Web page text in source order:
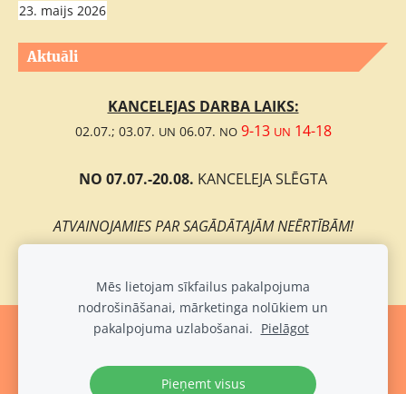
23. maijs 2026
Aktuāli
KANCELEJAS DARBA LAIKS:
02.07.; 03.07. UN 06.07. NO 9-13 UN 14-18
NO 07.07.-20.08. KANCELEJA SLĒGTA
ATVAINOJAMIES PAR SAGĀDĀTAJĀM NEĒRTĪBĀM!
Sīkdatnes
Mēs lietojam sīkfailus pakalpojuma
nodrošināšanai, mārketinga nolūkiem un
pakalpojuma uzlabošanai. Pielāgot
Pieņemt visus